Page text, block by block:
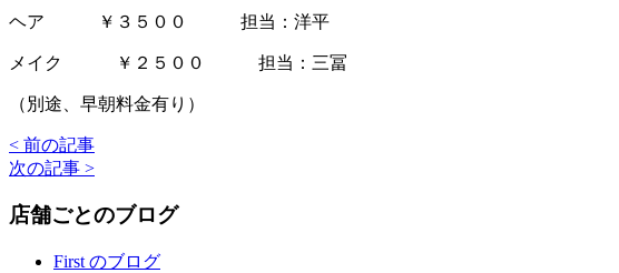
ヘア ￥３５００ 担当：洋平
メイク ￥２５００ 担当：三冨
（別途、早朝料金有り）
< 前の記事
次の記事 >
店舗ごとのブログ
First のブログ